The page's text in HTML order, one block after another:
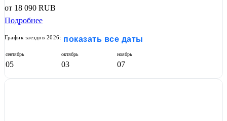
от 18 090 RUB
Подробнее
График заездов 2026: показать все даты
сентябрь
05
октябрь
03
ноябрь
07